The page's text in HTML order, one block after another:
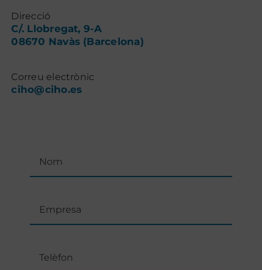
Contacte
Direcció
C/. Llobregat, 9-A
08670 Navàs (Barcelona)
Correu electrònic
ciho@ciho.es